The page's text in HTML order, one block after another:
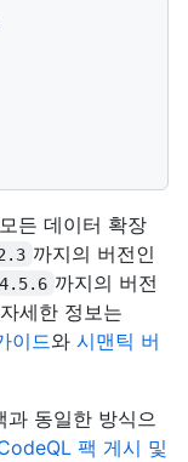
든 데이터 확장
까지의 버전인
4.5.6 까지의 버전
세한 정보는
이드와 시맨틱 버
동일한 방식으
팩 게시 및